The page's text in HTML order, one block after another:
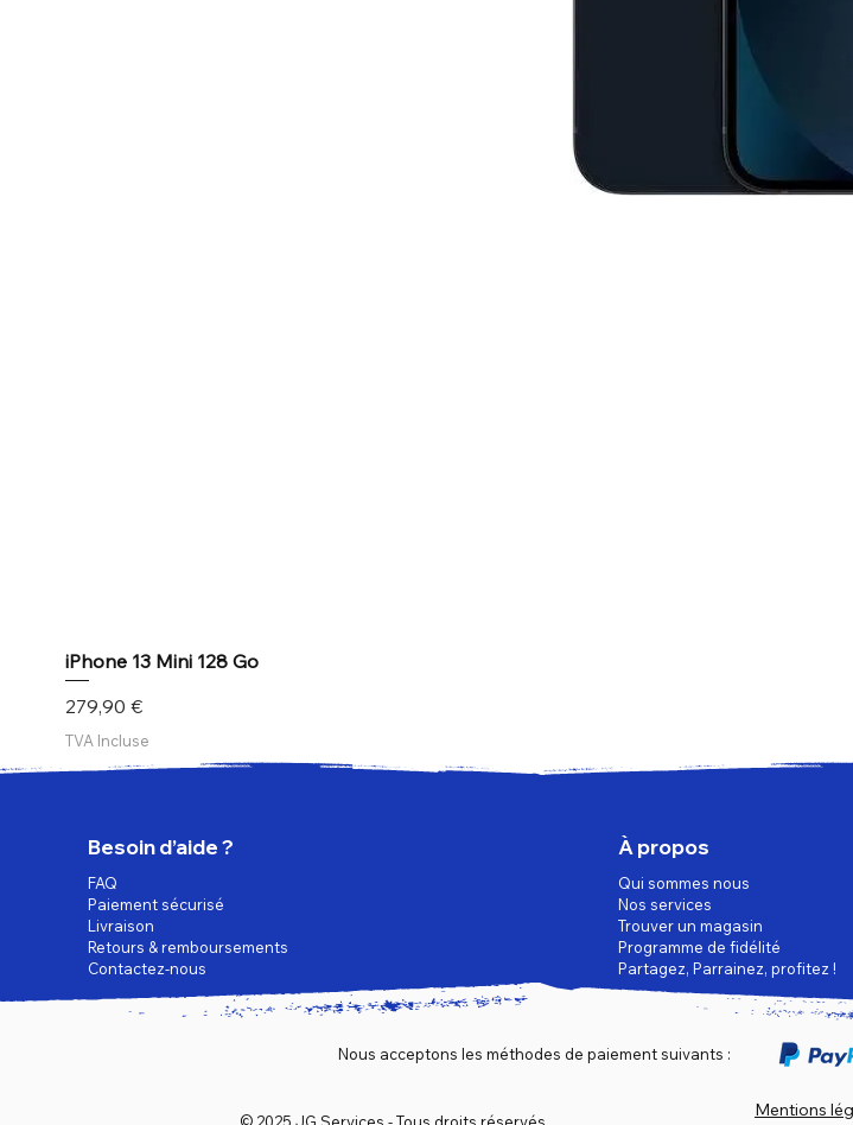
iPhone 13 Mini 128 Go
Prix
279,90 €
TVA Incluse
Besoin d’aide ?
FAQ
Paiement sécurisé
Livraison
Retours & remboursements
Contactez-nous
À propos
Qui sommes nous
Nos services
Trouver un magasin
Programme de fidélité
Partagez, Parrainez, profitez !
Nous acceptons les méthodes de paiement suivants :
Mentions